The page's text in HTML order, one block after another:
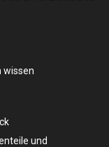
wissen
und